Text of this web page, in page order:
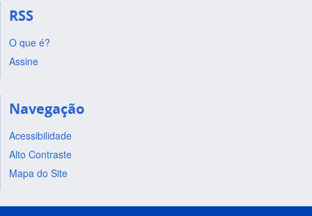
RSS
O que é?
Assine
Navegação
Acessibilidade
Alto Contraste
Mapa do Site